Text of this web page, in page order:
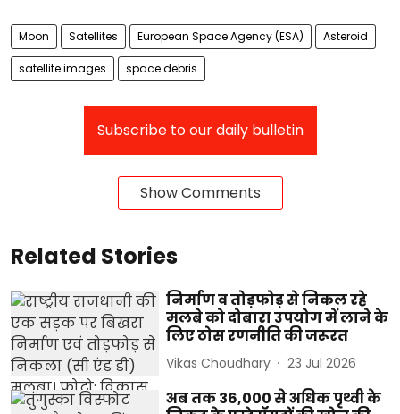
Moon Satellites European Space Agency (ESA) Asteroid
satellite images space debris
Subscribe to our daily bulletin
Show Comments
Related Stories
निर्माण व तोड़फोड़ से निकल रहे
मलबे को दोबारा उपयोग में लाने के
लिए ठोस रणनीति की जरूरत
Vikas Choudhary 23 Jul 2026
अब तक 36,000 से अधिक पृथ्वी के